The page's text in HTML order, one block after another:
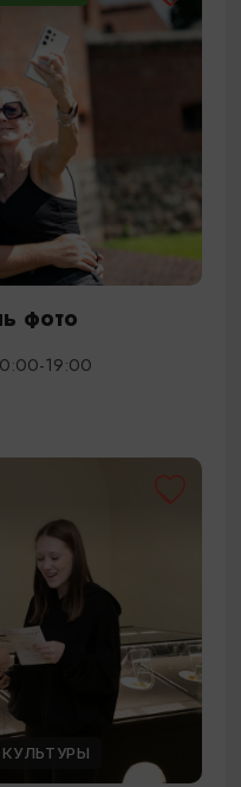
фото
19:00